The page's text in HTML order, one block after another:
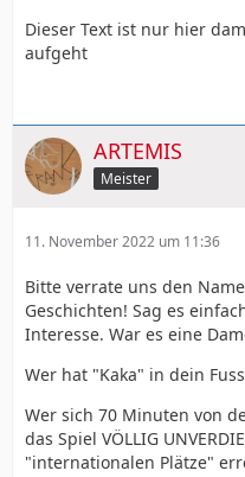
Dieser Text ist nur hier
aufgeht
ARTEMIS
Meister
11. November 2022 um 11:36
Bitte verrate uns den
Geschichten! Sag es
Interesse. War es eine
Wer hat "Kaka" in dein
Wer sich 70 Minuten von
das Spiel VÖLLIG
"internationalen Plätze"